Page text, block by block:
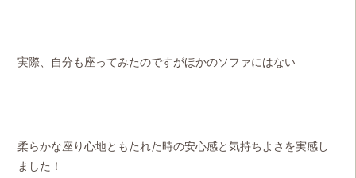
実際、自分も座ってみたのですがほかのソファにはない
柔らかな座り心地ともたれた時の安心感と気持ちよさを実感し
ました！